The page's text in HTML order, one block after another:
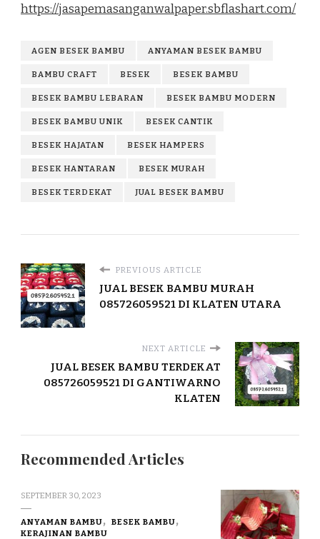
https://jasapemasanganwalpaper.sbflashart.com/
AGEN BESEK BAMBU ANYAMAN BESEK BAMBU
BAMBU CRAFT BESEK BESEK BAMBU
BESEK BAMBU LEBARAN BESEK BAMBU MODERN
BESEK BAMBU UNIK BESEK CANTIK
BESEK HAJATAN BESEK HAMPERS
BESEK HANTARAN BESEK MURAH
BESEK TERDEKAT JUAL BESEK BAMBU
PREVIOUS ARTICLE
JUAL BESEK BAMBU MURAH
085726059521 DI KLATEN UTARA
NEXT ARTICLE
JUAL BESEK BAMBU TERDEKAT
085726059521 DI GANTIWARNO
KLATEN
Recommended Articles
SEPTEMBER 30, 2023
ANYAMAN BAMBU
BESEK BAMBU
KERAJINAN BAMBU